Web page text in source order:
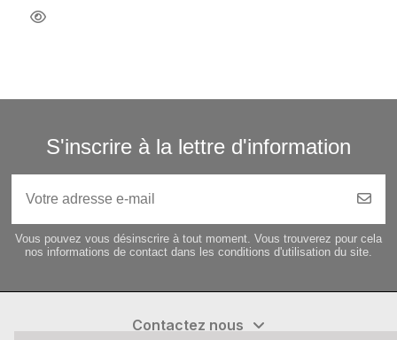
S'inscrire à la lettre d'information
Vous pouvez vous désinscrire à tout moment. Vous trouverez pour cela
nos informations de contact dans les conditions d'utilisation du site.
Contactez nous